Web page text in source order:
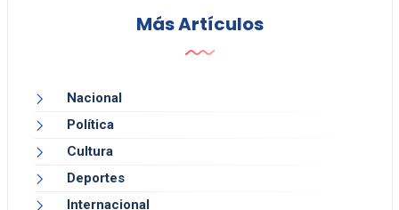
Más Artículos
Nacional
Política
Cultura
Deportes
Internacional